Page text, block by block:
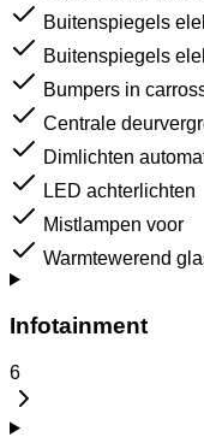
Buitenspiegels
Buitenspiegels
Bumpers in
Centrale
Dimlichten
LED achterlichten
Mistlampen voor
Warmtewerend
Infotainment
6